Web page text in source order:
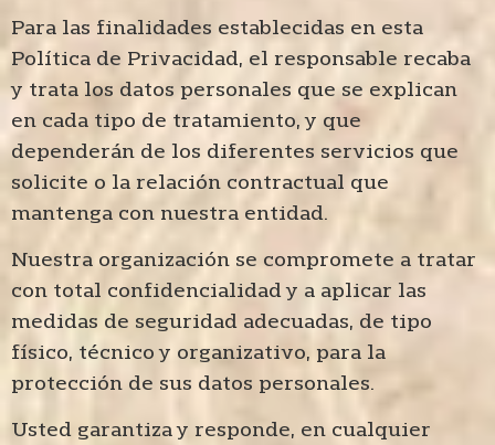
Para las finalidades establecidas en esta
Política de Privacidad, el responsable recaba
y trata los datos personales que se explican
en cada tipo de tratamiento, y que
dependerán de los diferentes servicios que
solicite o la relación contractual que
mantenga con nuestra entidad.
Nuestra organización se compromete a tratar
con total confidencialidad y a aplicar las
medidas de seguridad adecuadas, de tipo
físico, técnico y organizativo, para la
protección de sus datos personales.
Usted garantiza y responde, en cualquier